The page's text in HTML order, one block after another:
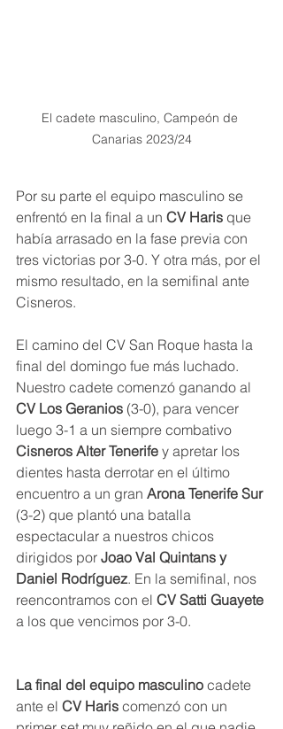
El cadete masculino, Campeón de
Canarias 2023/24
Por su parte el equipo masculino se
enfrentó en la final a un CV Haris que
había arrasado en la fase previa con
tres victorias por 3-0. Y otra más, por el
mismo resultado, en la semifinal ante
Cisneros.
El camino del CV San Roque hasta la
final del domingo fue más luchado.
Nuestro cadete comenzó ganando al
CV Los Geranios (3-0), para vencer
luego 3-1 a un siempre combativo
Cisneros Alter Tenerife y apretar los
dientes hasta derrotar en el último
encuentro a un gran Arona Tenerife Sur
(3-2) que plantó una batalla
espectacular a nuestros chicos
dirigidos por Joao Val Quintans y
Daniel Rodríguez. En la semifinal, nos
reencontramos con el CV Satti Guayete
a los que vencimos por 3-0.
La final del equipo masculino cadete
ante el CV Haris comenzó con un